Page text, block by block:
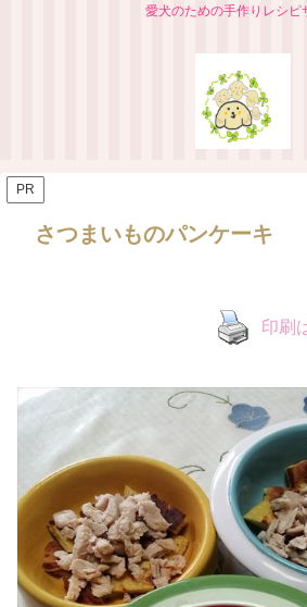
愛犬のための手作りレシピ
PR
さつまいものパンケーキ
印刷